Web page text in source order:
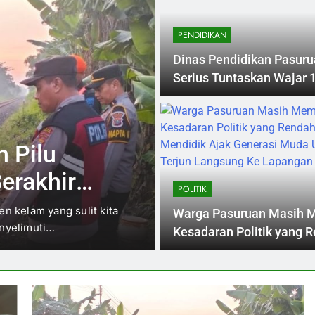
Pasuruan kembali
INVESTIGASI 6 Months Ago
Tragis!
Pasuruan
Saat Hujan
Peristiwa tragis terjadi di
seorang pencari kepiting
PENDIDIKAN
Dinas Pendidikan
Serius Tuntaskan Wajar
Tahun Pada Tahun 2025
POLITIK
Warga Pasuruan Masih
Kesadaran Politik yang
Upaya Mendidik Ajak
Muda Untuk Terjun
Lapangan